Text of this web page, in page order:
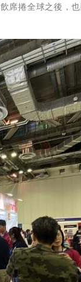
捲全球之後，